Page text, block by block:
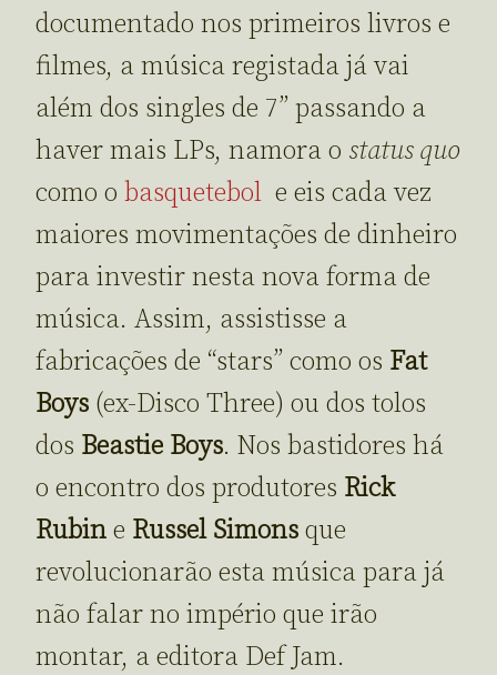
documentado nos primeiros livros e
filmes, a música registada já vai
além dos singles de 7” passando a
haver mais LPs, namora o status quo
como o basquetebol e eis cada vez
maiores movimentações de dinheiro
para investir nesta nova forma de
música. Assim, assistisse a
fabricações de “stars” como os Fat
Boys (ex-Disco Three) ou dos tolos
dos Beastie Boys. Nos bastidores há
o encontro dos produtores Rick
Rubin e Russel Simons que
revolucionarão esta música para já
não falar no império que irão
montar, a editora Def Jam.